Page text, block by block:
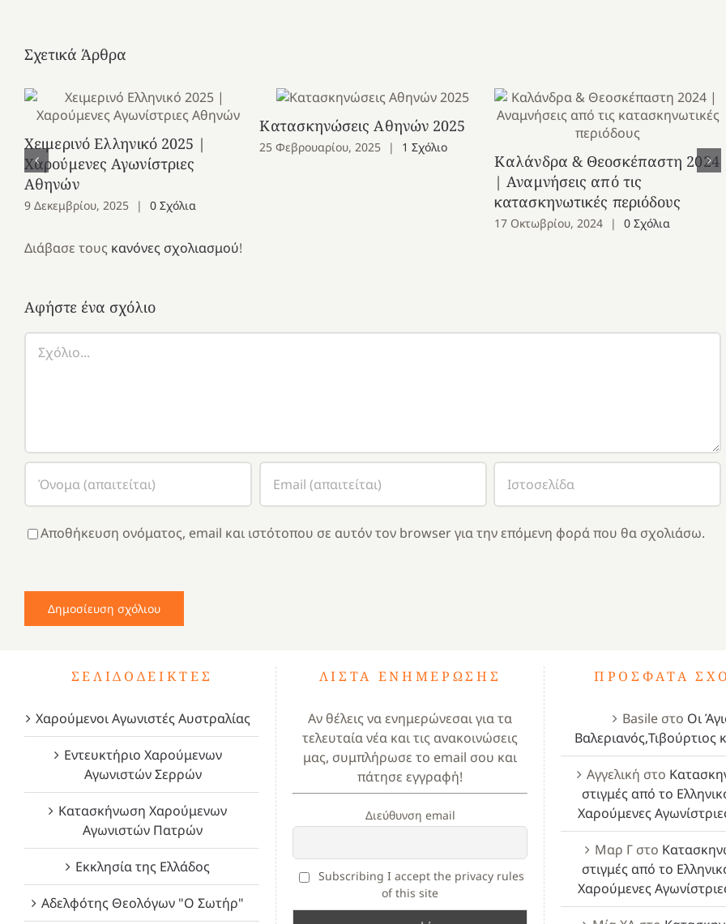
Σχετικά Άρθρα
Χειμερινό Ελληνικό 2025 |
Χαρούμενες Αγωνίστριες
Αθηνών
9 Δεκεμβρίου, 2025 | 0 Σχόλια
Κατασκηνώσεις Αθηνών 2025
25 Φεβρουαρίου, 2025 | 1 Σχόλιο
Καλάνδρα & Θεοσκέπαστη 2024
| Αναμνήσεις από τις
κατασκηνωτικές περιόδους
17 Οκτωβρίου, 2024 | 0 Σχόλια
Διάβασε τους κανόνες σχολιασμού!
Αφήστε ένα σχόλιο
Αποθήκευση ονόματος, email και ιστότοπου σε αυτόν τον browser για την επόμενη φορά που θα σχολιάσω.
ΣΕΛΙΔΟΔΕΊΚΤΕΣ
Χαρούμενοι Αγωνιστές Αυστραλίας
Εντευκτήριο Χαρούμενων
Αγωνιστών Σερρών
Κατασκήνωση Χαρούμενων
Αγωνιστών Πατρών
Εκκλησία της Ελλάδος
Αδελφότης Θεολόγων "Ο Σωτήρ"
ΛΊΣΤΑ ΕΝΗΜΈΡΩΣΗΣ
Αν θέλεις να ενημερώνεσαι για τα
τελευταία νέα και τις ανακοινώσεις
μας, συμπλήρωσε το email σου και
πάτησε εγγραφή!
Διεύθυνση email
Subscribing I accept the privacy rules
of this site
ΠΡΌΣΦΑΤΑ
Basileστο Οι
Βαλεριανός,Τιβούρτιος
Αγγελική στο
στιγμές από το
Χαρούμενες
Μαρ Γστο
στιγμές από το
Χαρούμενες